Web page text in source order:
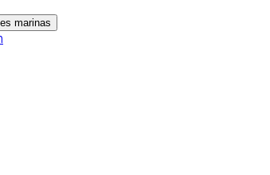
marinas